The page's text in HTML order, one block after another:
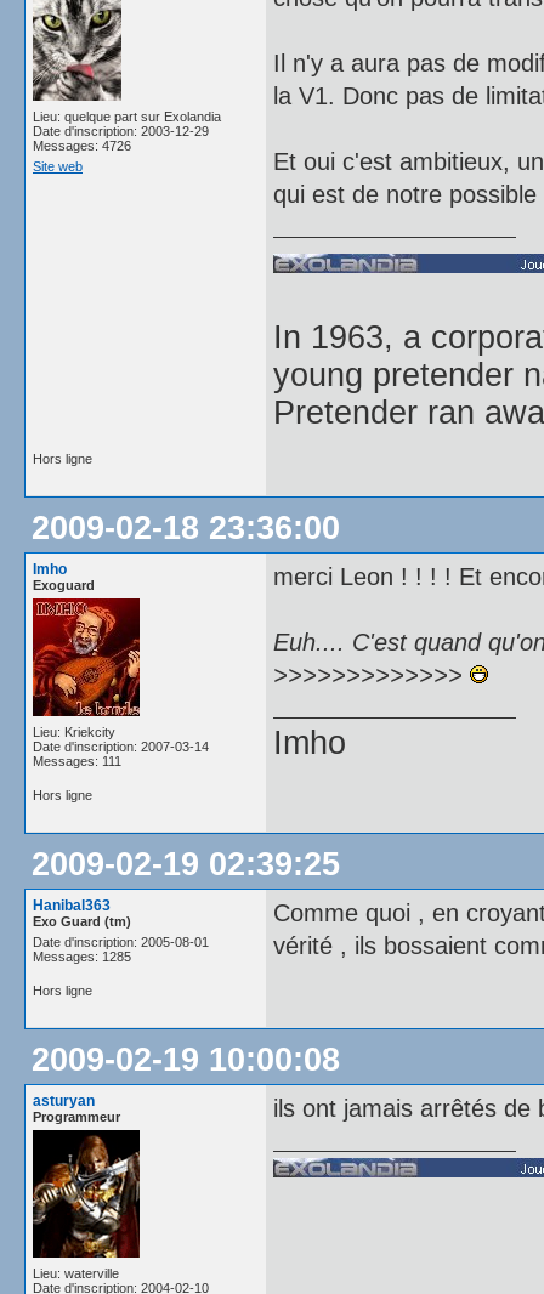
Lieu: quelque part sur Exolandia
Date d'inscription: 2003-12-29
Messages: 4726
Site web
Il n'y a aura pas de
la V1. Donc pas de
Et oui c'est ambitieux,
qui est de notre
In 1963, a
young pretender
Pretender ran
Hors ligne
2009-02-18 23:36:00
Imho
Exoguard
Lieu: Kriekcity
Date d'inscription: 2007-03-14
Messages: 111
merci Leon ! ! ! ! Et
Euh.... C'est quand
>>>>>>>>>>>>>
Imho
Hors ligne
2009-02-19 02:39:25
Hanibal363
Exo Guard (tm)
Date d'inscription: 2005-08-01
Messages: 1285
Comme quoi , en
vérité , ils bossaient
Hors ligne
2009-02-19 10:00:08
asturyan
Programmeur
Lieu: waterville
Date d'inscription: 2004-02-10
ils ont jamais arrêtés de